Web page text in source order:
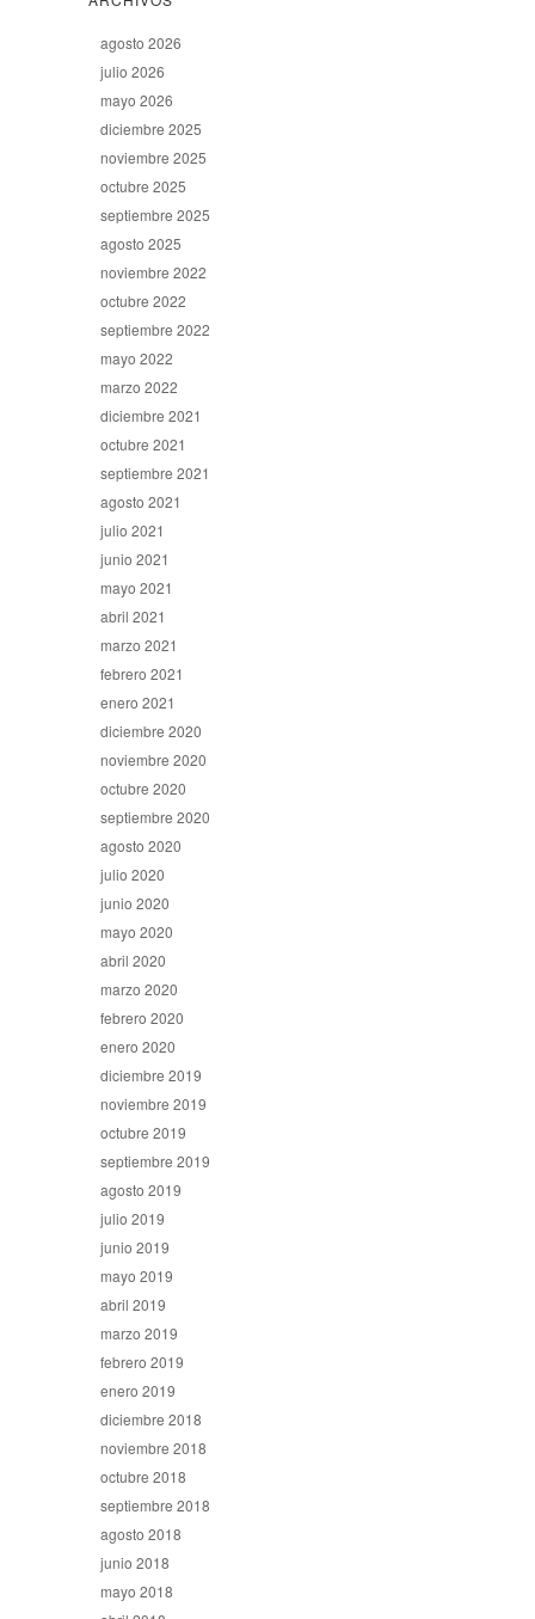
agosto 2026
julio 2026
mayo 2026
diciembre 2025
noviembre 2025
octubre 2025
septiembre 2025
agosto 2025
noviembre 2022
octubre 2022
septiembre 2022
mayo 2022
marzo 2022
diciembre 2021
octubre 2021
septiembre 2021
agosto 2021
julio 2021
junio 2021
mayo 2021
abril 2021
marzo 2021
febrero 2021
enero 2021
diciembre 2020
noviembre 2020
octubre 2020
septiembre 2020
agosto 2020
julio 2020
junio 2020
mayo 2020
abril 2020
marzo 2020
febrero 2020
enero 2020
diciembre 2019
noviembre 2019
octubre 2019
septiembre 2019
agosto 2019
julio 2019
junio 2019
mayo 2019
abril 2019
marzo 2019
febrero 2019
enero 2019
diciembre 2018
noviembre 2018
octubre 2018
septiembre 2018
agosto 2018
junio 2018
mayo 2018